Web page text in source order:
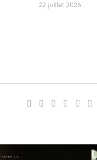
22 juillet 2026